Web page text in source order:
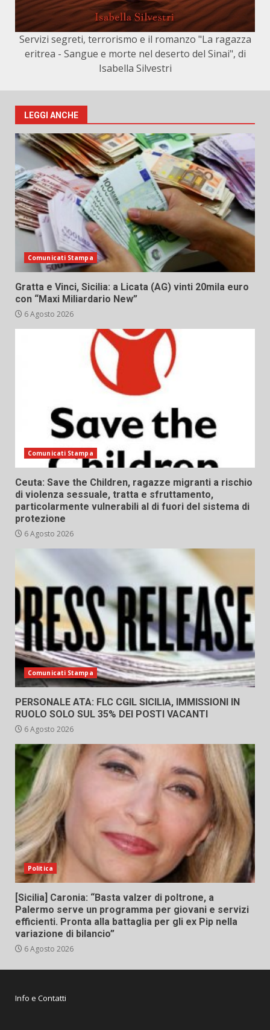
Servizi segreti, terrorismo e il romanzo "La ragazza
eritrea - Sangue e morte nel deserto del Sinai", di
Isabella Silvestri
LEGGI ANCHE
Comunicati Stampa
Gratta e Vinci, Sicilia: a Licata (AG) vinti 20mila euro
con “Maxi Miliardario New”
6 Agosto 2026
Comunicati Stampa
Ceuta: Save the Children, ragazze migranti a rischio
di violenza sessuale, tratta e sfruttamento,
particolarmente vulnerabili al di fuori del sistema di
protezione
6 Agosto 2026
Comunicati Stampa
PERSONALE ATA: FLC CGIL SICILIA, IMMISSIONI IN
RUOLO SOLO SUL 35% DEI POSTI VACANTI
6 Agosto 2026
Politica
[Sicilia] Caronia: “Basta valzer di poltrone, a
Palermo serve un programma per giovani e servizi
efficienti. Pronta alla battaglia per gli ex Pip nella
variazione di bilancio”
6 Agosto 2026
Info e Contatti